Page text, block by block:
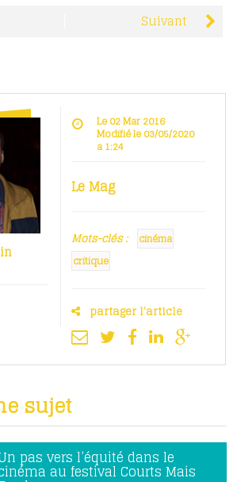
Suivant
Le 02 Mar 2016
Modifié le 03/05/2020
à 1:24
Le Mag
Mots-clés :
cinéma
critique
partager l'article
sujet
pas vers l’équité dans le
au festival Courts Mais